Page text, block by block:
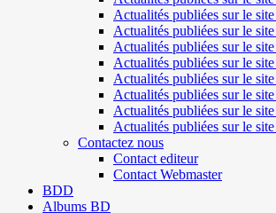
Actualités publiées sur le
Actualités publiées sur le site
Actualités publiées sur le
Actualités publiées sur le
Actualités publiées sur le
Actualités publiées sur le
Actualités publiées sur le
Actualités publiées sur le
Contactez nous
Contact editeur
Contact Webmaster
BDD
Albums BD